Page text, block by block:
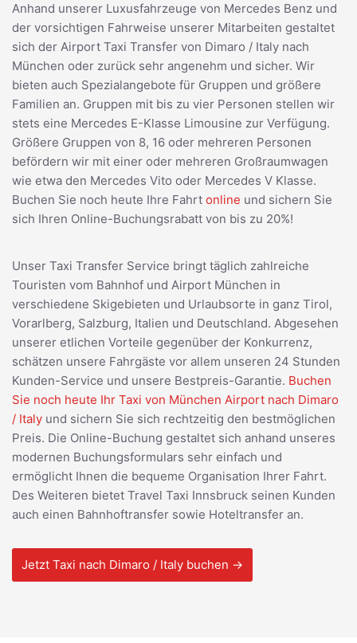
Anhand unserer Luxusfahrzeuge von Mercedes Benz und
der vorsichtigen Fahrweise unserer Mitarbeiten gestaltet
sich der Airport Taxi Transfer von Dimaro / Italy nach
München oder zurück sehr angenehm und sicher. Wir
bieten auch Spezialangebote für Gruppen und größere
Familien an. Gruppen mit bis zu vier Personen stellen wir
stets eine Mercedes E-Klasse Limousine zur Verfügung.
Größere Gruppen von 8, 16 oder mehreren Personen
befördern wir mit einer oder mehreren Großraumwagen
wie etwa den Mercedes Vito oder Mercedes V Klasse.
Buchen Sie noch heute Ihre Fahrt online und sichern Sie
sich Ihren Online-Buchungsrabatt von bis zu 20%!
Unser Taxi Transfer Service bringt täglich zahlreiche
Touristen vom Bahnhof und Airport München in
verschiedene Skigebieten und Urlaubsorte in ganz Tirol,
Vorarlberg, Salzburg, Italien und Deutschland. Abgesehen
unserer etlichen Vorteile gegenüber der Konkurrenz,
schätzen unsere Fahrgäste vor allem unseren 24 Stunden
Kunden-Service und unsere Bestpreis-Garantie. Buchen
Sie noch heute Ihr Taxi von München Airport nach Dimaro
/ Italy und sichern Sie sich rechtzeitig den bestmöglichen
Preis. Die Online-Buchung gestaltet sich anhand unseres
modernen Buchungsformulars sehr einfach und
ermöglicht Ihnen die bequeme Organisation Ihrer Fahrt.
Des Weiteren bietet Travel Taxi Innsbruck seinen Kunden
auch einen Bahnhoftransfer sowie Hoteltransfer an.
Jetzt Taxi nach Dimaro / Italy buchen →